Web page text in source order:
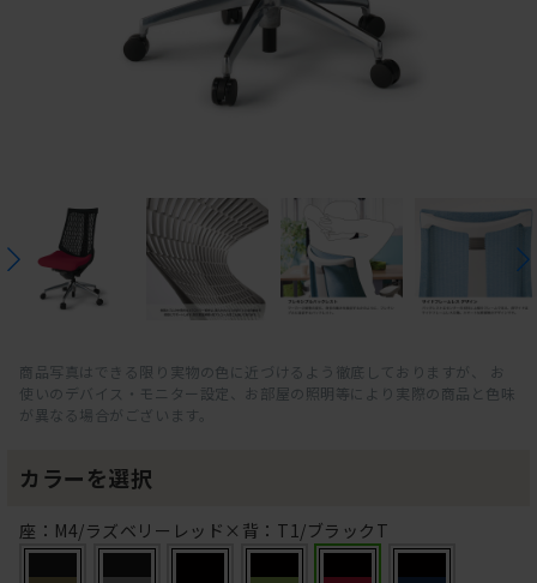
商品写真はできる限り実物の色に近づけるよう徹底しておりますが、 お
使いのデバイス・モニター設定、お部屋の照明等により実際の商品と色味
が異なる場合がございます。
カラーを選択
座：M4/ラズベリーレッド×背：T1/ブラックT